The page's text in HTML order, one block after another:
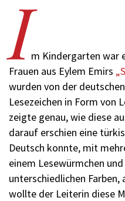
Im Kindergarten war
Frauen aus Eylem Emirs
wurden von der
Lesezeichen in Form von
zeigte genau, wie diese
darauf erschien eine
Deutsch konnte, mit
einem Lesewürmchen
unterschiedlichen
wollte der Leiterin diese